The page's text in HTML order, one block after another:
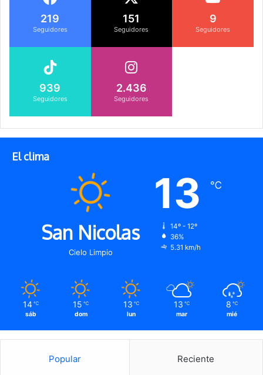
219
Seguidores
151
Seguidores
9
Seguidores
939
Seguidores
2.436
Seguidores
El clima
San Nicolas
Cielo Limpio
13 ℃
14º - 12º
36%
5.31 km/h
14 ℃
sáb
15 ℃
dom
13 ℃
lun
13 ℃
mar
8 ℃
mié
Popular Reciente